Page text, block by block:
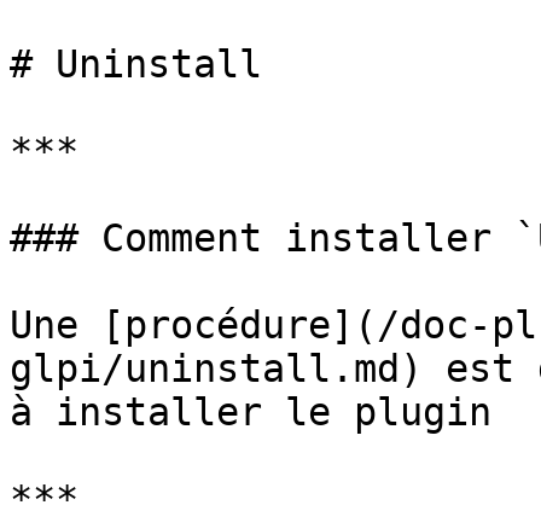
# Uninstall
***
### Comment installer
Une [procédure](/doc-
glpi/uninstall.md) est
à installer le plugin